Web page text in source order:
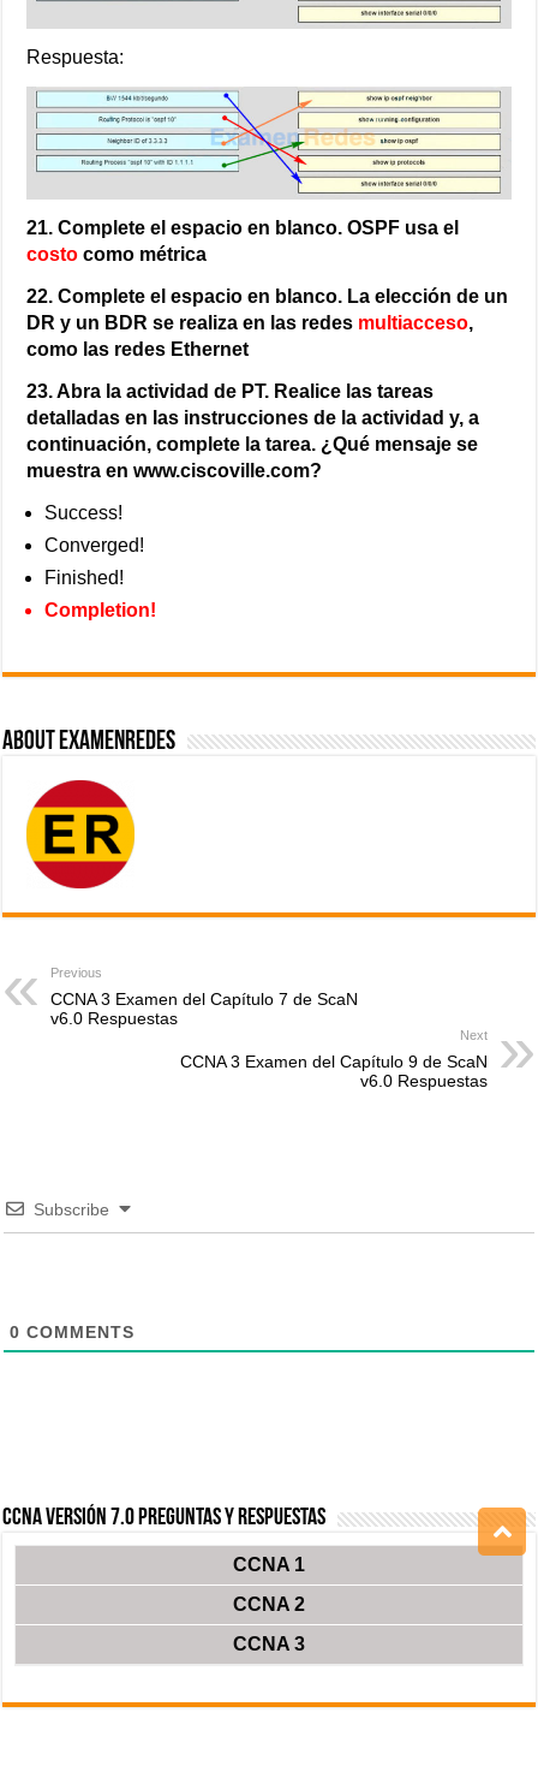
Respuesta:
21. Complete el espacio en blanco. OSPF usa el
costo como métrica
22. Complete el espacio en blanco. La elección de un
DR y un BDR se realiza en las redes multiacceso,
como las redes Ethernet
23. Abra la actividad de PT. Realice las tareas
detalladas en las instrucciones de la actividad y, a
continuación, complete la tarea. ¿Qué mensaje se
muestra en www.ciscoville.com?
Success!
Converged!
Finished!
Completion!
About ExamenRedes
Previous
CCNA 3 Examen del Capítulo 7 de ScaN
v6.0 Respuestas
Next
CCNA 3 Examen del Capítulo 9 de ScaN
v6.0 Respuestas
Subscribe
0 COMMENTS
CCNA Versión 7.0 Preguntas y Respuestas
CCNA 1
CCNA 2
CCNA 3